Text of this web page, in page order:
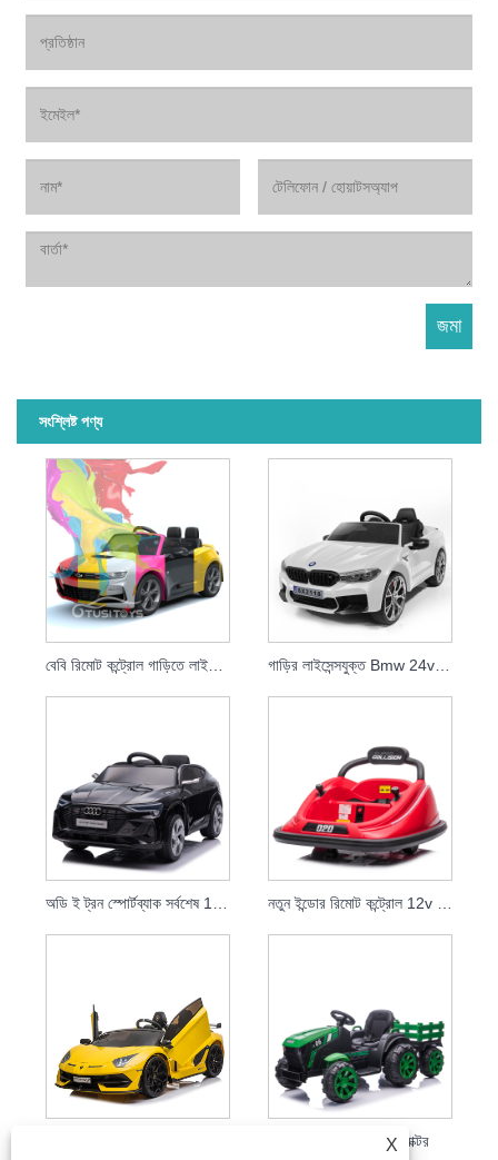
সংশ্লিষ্ট পণ্য
বেবি রিমোট কন্ট্রোল গাড়িতে লাইসেন্সপ্রাপ্ত শেভ্রোলেট কামারো 2SS গাড়ির লাইসেন্সযুক্ত Bmw 24v ড্রিফট গাড়িতে কিডস ইলেকট্রিক রাইড
অডি ই ট্রন স্পোর্টব্যাক সর্বশেষ 12v ইলেকট্রিক রাইড অন খেলনা গাড়ী বাচ্চাদের প্যারেন্ট রিমোট কন্ট্রোল বেবি কারের জন্য নতুন ইন্ডোর রিমোট কন্ট্রোল 12v বৈদ্যুতিক কিডস বাম্পার কার ওয়াইল্ড থিং 360 রাইন্ড বাই খেলনা যানবাহনে
2021 নতুন শিশুদের ট্রাক্টর
X